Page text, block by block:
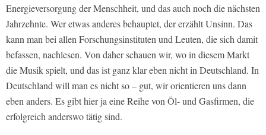
Energieversorgung der Menschheit, und das auch noch die nächsten
Jahrzehnte. Wer etwas anderes behauptet, der erzählt Unsinn. Das
kann man bei allen Forschungsinstituten und Leuten, die sich damit
befassen, nachlesen. Von daher schauen wir, wo in diesem Markt
die Musik spielt, und das ist ganz klar eben nicht in Deutschland. In
Deutschland will man es nicht so – gut, wir orientieren uns dann
eben anders. Es gibt hier ja eine Reihe von Öl- und Gasfirmen, die
erfolgreich anderswo tätig sind.